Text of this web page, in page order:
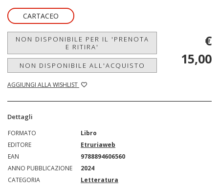
CARTACEO
NON DISPONIBILE PER IL 'PRENOTA
E RITIRA'
NON DISPONIBILE ALL'ACQUISTO
AGGIUNGI ALLA WISHLIST
€
15,00
Dettagli
FORMATO
Libro
EDITORE
Etruriaweb
EAN
9788894606560
ANNO PUBBLICAZIONE
2024
CATEGORIA
Letteratura